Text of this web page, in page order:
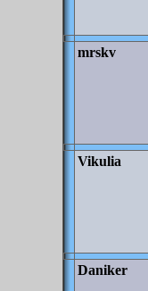
mrskv
Vikulia
Daniker